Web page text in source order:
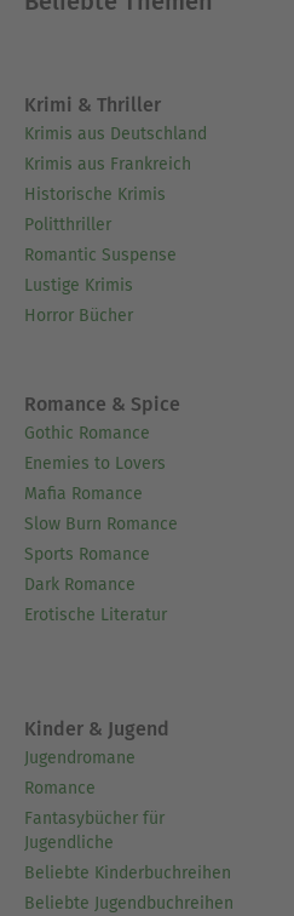
Krimi & Thriller
Krimis aus Deutschland
Krimis aus Frankreich
Historische Krimis
Politthriller
Romantic Suspense
Lustige Krimis
Horror Bücher
Romance & Spice
Gothic Romance
Enemies to Lovers
Mafia Romance
Slow Burn Romance
Sports Romance
Dark Romance
Erotische Literatur
Kinder & Jugend
Jugendromane
Romance
Fantasybücher für
Jugendliche
Beliebte Kinderbuchreihen
Beliebte Jugendbuchreihen